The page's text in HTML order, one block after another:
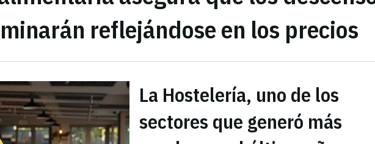
reflejándose en los precios
La Hostelería, uno de los
sectores que generó más